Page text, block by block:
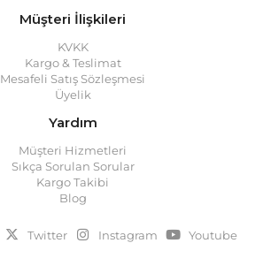
Müşteri İlişkileri
KVKK
Kargo & Teslimat
Mesafeli Satış Sözleşmesi
Üyelik
Yardım
Müşteri Hizmetleri
Sıkça Sorulan Sorular
Kargo Takibi
Blog
Twitter Instagram Youtube